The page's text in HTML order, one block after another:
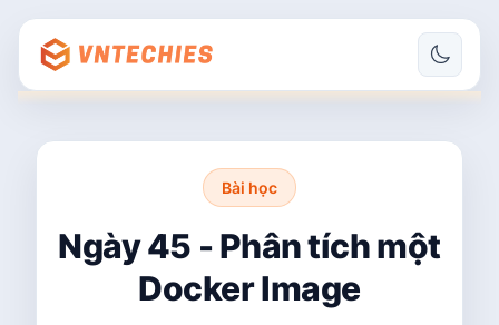
Bài học
Ngày 45 - Phân tích một
Docker Image